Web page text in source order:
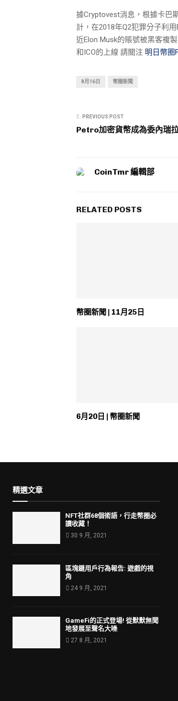
據Cryptovest消息，根據卡巴
計，在2018年Q2犯罪分子利
近Elon Musk的賬號被黑客複
和ICO的上線 請關注 明日幣圈
8月16日 幣圈新聞
PREVIOUS POST
Petro加密貨幣成為委內瑞
CoinTmr 編輯部
RELATED POSTS
幣圈新聞 | 11月25日
6月20日 | 幣圈新聞
精選文章
NFT社群68個術語，行走幣圈必
讀收藏！
30 9 月, 2021
區塊鏈用戶行為報告: 遊戲的視
角
24 9 月, 2021
GameFi的正式登場! 從默默無聞
地發展至聲名大噪
27 8 月, 2021